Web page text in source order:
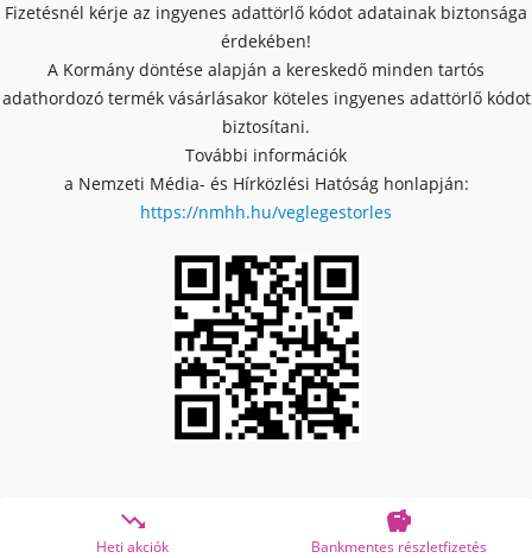
Fizetésnél kérje az ingyenes adattörlő kódot adatainak biztonsága
érdekében!
A Kormány döntése alapján a kereskedő minden tartós
adathordozó termék vásárlásakor köteles ingyenes adattörlő kódot
biztosítani.
További információk
a Nemzeti Média- és Hírközlési Hatóság honlapján:
https://nmhh.hu/veglegestorles
Heti akciók Bankmentes részletfizetés